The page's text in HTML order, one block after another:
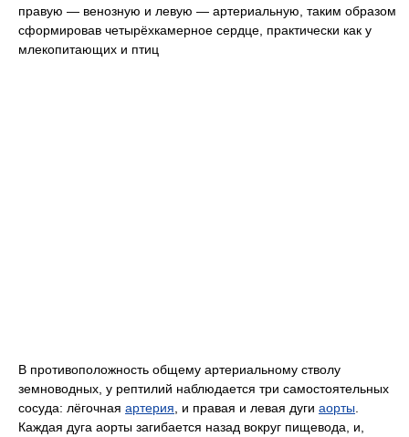
правую — венозную и левую — артериальную, таким образом
сформировав четырёхкамерное сердце, практически как у
млекопитающих и птиц
В противоположность общему артериальному стволу
земноводных, у рептилий наблюдается три самостоятельных
сосуда: лёгочная артерия , и правая и левая дуги аорты
Каждая дуга аорты загибается назад вокруг пищевода, и,